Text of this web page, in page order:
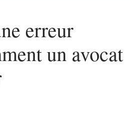
erreur
un avocat